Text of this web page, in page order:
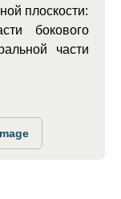
плоскости:
бокового
части